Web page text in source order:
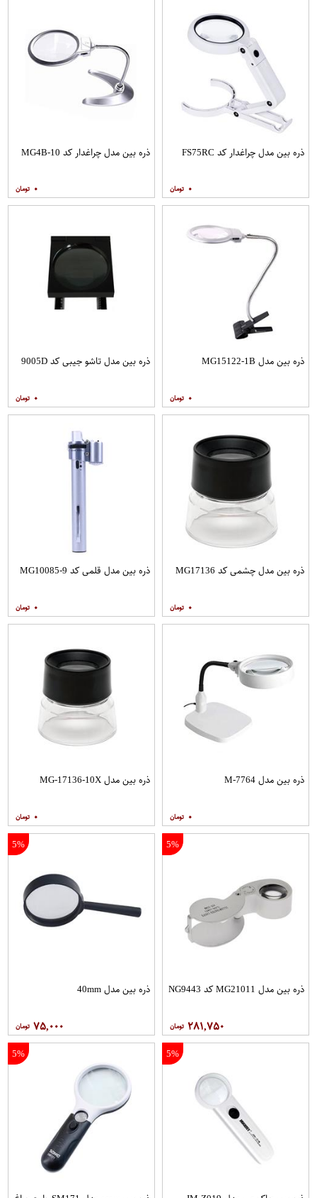
ذره بین مدل چراغدار کد FS75RC
۰
ذره بین مدل چراغدار کد MG4B-10
۰
ذره بین مدل MG15122-1B
۰
ذره بین مدل تاشو جیبی کد 9005D
۰
ذره بین مدل چشمی کد MG17136
۰
ذره بین مدل قلمی کد MG10085-9
۰
ذره بین مدل M-7764
۰
ذره بین مدل MG-17136-10X
۰
5%
ذره بین مدل MG21011 کد NG9443
۲۸۱,۷۵۰
5%
ذره بین مدل 40mm
۷۵,۰۰۰
5%
5%